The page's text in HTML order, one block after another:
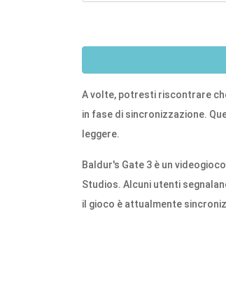
A volte, potresti riscontrare
in fase di sincronizzazione.
leggere.
Baldur's Gate 3 è un
Studios. Alcuni utenti
il gioco è attualmente